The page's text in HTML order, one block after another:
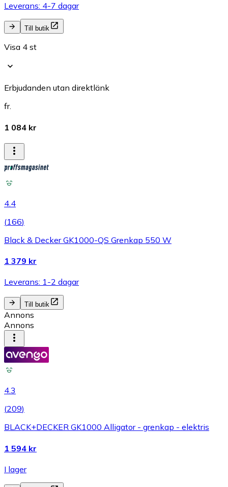
Leverans: 4-7 dagar
Till butik
Visa 4 st
Erbjudanden utan direktlänk
fr.
1 084 kr
4.4
(166)
Black & Decker GK1000-QS Grenkap 550 W
1 379 kr
Leverans: 1-2 dagar
Till butik
Annons
Annons
4.3
(209)
BLACK+DECKER GK1000 Alligator - grenkap - elektris
1 594 kr
I lager